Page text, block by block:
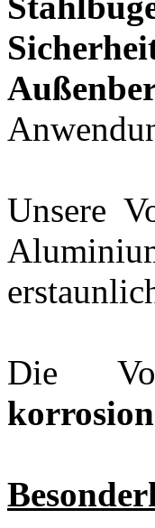
Unsere
Die